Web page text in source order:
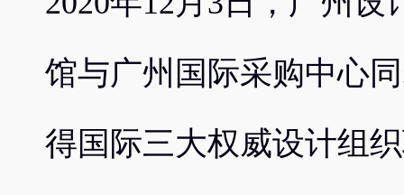
馆与广州国际采购中心
得国际三大权威设计组